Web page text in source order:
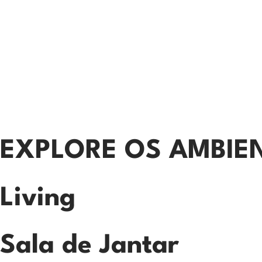
EXPLORE OS
Living
Sala de Jantar